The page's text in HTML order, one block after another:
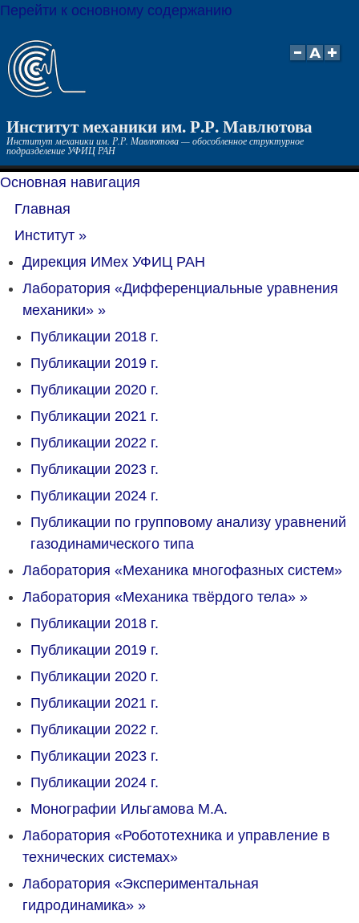
Перейти к основному содержанию
Институт механики им. Р.Р. Мавлютова
Институт механики им. Р.Р. Мавлютова — обособленное структурное
подразделение УФИЦ РАН
Основная навигация
Главная
Институт »
Дирекция ИМех УФИЦ РАН
Лаборатория «Дифференциальные уравнения
механики» »
Публикации 2018 г.
Публикации 2019 г.
Публикации 2020 г.
Публикации 2021 г.
Публикации 2022 г.
Публикации 2023 г.
Публикации 2024 г.
Публикации по групповому анализу уравнений
газодинамического типа
Лаборатория «Механика многофазных систем»
Лаборатория «Механика твёрдого тела» »
Публикации 2018 г.
Публикации 2019 г.
Публикации 2020 г.
Публикации 2021 г.
Публикации 2022 г.
Публикации 2023 г.
Публикации 2024 г.
Монографии Ильгамова М.А.
Лаборатория «Робототехника и управление в
технических системах»
Лаборатория «Экспериментальная
гидродинамика» »